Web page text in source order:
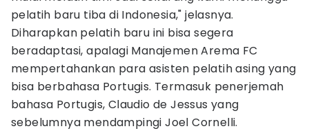
pelatih baru tiba di Indonesia," jelasnya.
Diharapkan pelatih baru ini bisa segera
beradaptasi, apalagi Manajemen Arema FC
mempertahankan para asisten pelatih asing yang
bisa berbahasa Portugis. Termasuk penerjemah
bahasa Portugis, Claudio de Jessus yang
sebelumnya mendampingi Joel Cornelli.